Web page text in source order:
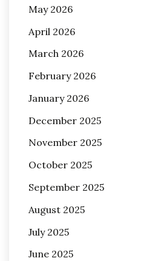
May 2026
April 2026
March 2026
February 2026
January 2026
December 2025
November 2025
October 2025
September 2025
August 2025
July 2025
June 2025